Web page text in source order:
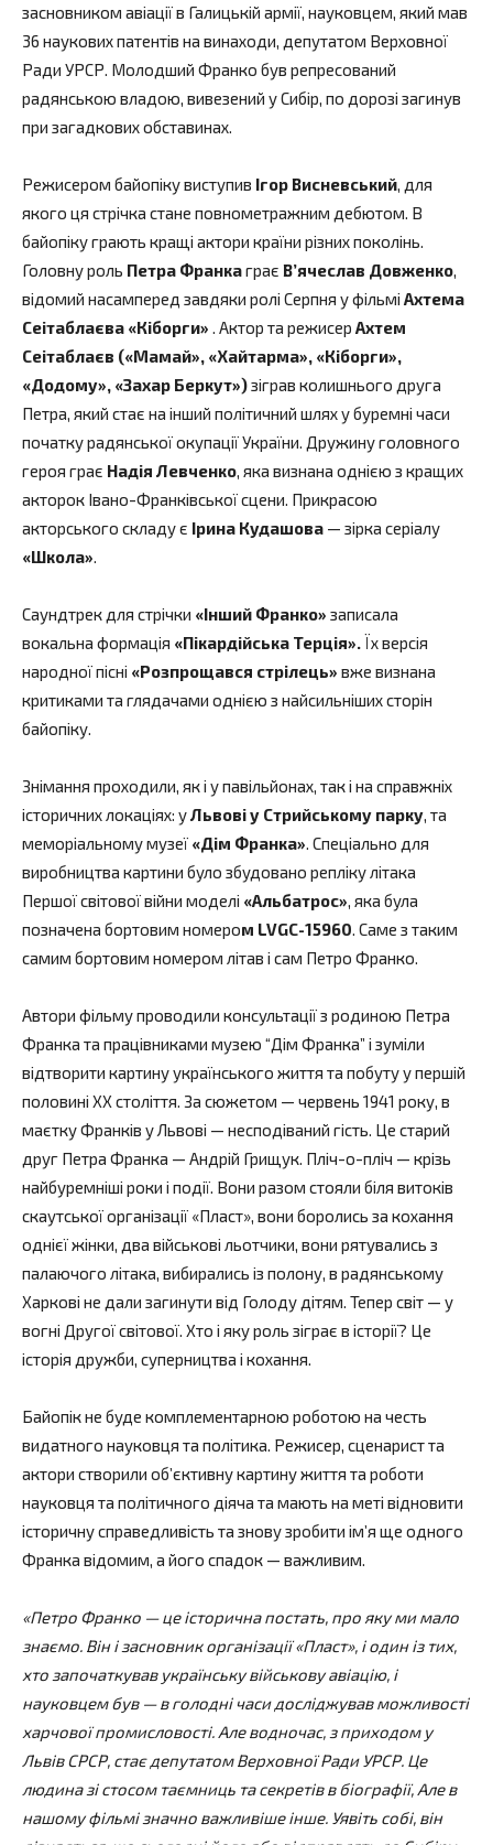
засновником авіації в Галицькій армії, науковцем, який мав
36 наукових патентів на винаходи, депутатом Верховної
Ради УРСР. Молодший Франко був репресований
радянською владою, вивезений у Сибір, по дорозі загинув
при загадкових обставинах.
Режисером байопіку виступив Ігор Висневський , для
якого ця стрічка стане повнометражним дебютом. В
байопіку грають кращі актори країни різних поколінь.
Головну роль Петра Франкаграє В’ячеслав Довженко
відомий насамперед завдяки ролі Серпня у фільмі Ахтема
Сеітаблаєва «Кіборги» . Актор та режисер Ахтем
Сеітаблаєв («Мамай», «Хайтарма», «Кіборги»,
«Додому», «Захар Беркут»)зіграв колишнього друга
Петра, який стає на інший політичний шлях у буремні часи
початку радянської окупації України. Дружину головного
героя грає Надія Левченко , яка визнана однією з кращих
акторок Івано-Франківської сцени. Прикрасою
акторського складу є Ірина Кудашова — зірка cеріалу
«Школа»
Саундтрек для стрічки «Інший Франко» записала
вокальна формація «Пікардійська Терція». Їх версія
народної пісні «Розпрощався стрілець» вже визнана
критиками та глядачами однією з найсильніших сторін
байопіку.
Знімання проходили, як і у павільйонах, так і на справжніх
історичних локаціях: у Львові у Стрийському парку , та
меморіальному музеї «Дім Франка» . Спеціально для
виробництва картини було збудовано репліку літака
Першої світової війни моделі «Альбатрос» , яка була
позначена бортовим номером LVGC-15960 . Саме з таким
самим бортовим номером літав і сам Петро Франко.
Автори фільму проводили консультації з родиною Петра
Франка та працівниками музею “Дім Франка” і зуміли
відтворити картину українського життя та побуту у першій
половині ХХ століття. За сюжетом — червень 1941 року, в
маєтку Франків у Львові — несподіваний гість. Це старий
друг Петра Франка — Андрій Грищук. Пліч-о-пліч — крізь
найбуремніші роки і події. Вони разом стояли біля витоків
скаутської організації «Пласт», вони боролись за кохання
однієї жінки, два військові льотчики, вони рятувались з
палаючого літака, вибирались із полону, в радянському
Харкові не дали загинути від Голоду дітям. Тепер світ — у
вогні Другої світової. Хто і яку роль зіграє в історії? Це
історія дружби, суперництва і кохання.
Байопік не буде комплементарною роботою на честь
видатного науковця та політика. Режисер, сценарист та
актори створили об’єктивну картину життя та роботи
науковця та політичного діяча та мають на меті відновити
історичну справедливість та знову зробити ім’я ще одного
Франка відомим, а його спадок — важливим.
«Петро Франко — це історична постать, про яку ми мало
знаємо. Він і засновник організації «Пласт», і один із тих,
хто започаткував українську військову авіацію, і
науковцем був — в голодні часи досліджував можливості
харчової промисловості. Але водночас, з приходом у
Львів СРСР, стає депутатом Верховної Ради УРСР. Це
людина зі стосом таємниць та секретів в біографії, Але в
нашому фільмі значно важливіше інше. Уявіть собі, він